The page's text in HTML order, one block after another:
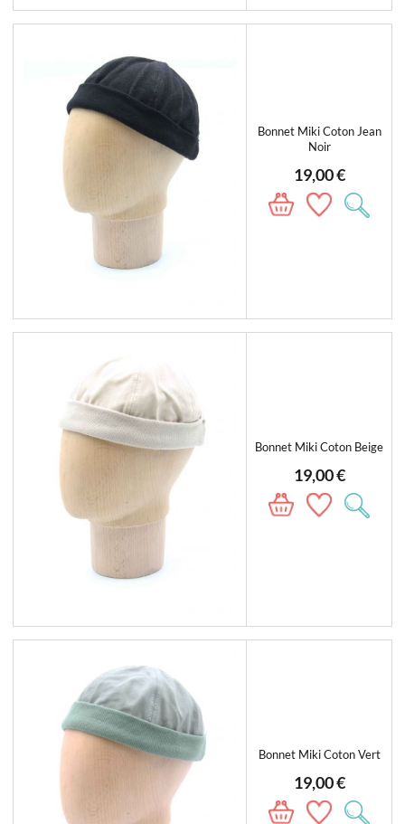
Bonnet Miki Coton Jean
Noir
19,00 €
Bonnet Miki Coton Beige
19,00 €
Bonnet Miki Coton Vert
19,00 €